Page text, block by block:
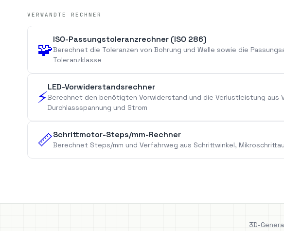
VERWANDTE RECHNER
🧩
ISO-Passungstoleranzrechner (ISO 286)
Berechnet die Toleranzen von Bohrung und Welle sowie die
Toleranzklasse
⚡
LED-Vorwiderstandsrechner
Berechnet den benötigten Vorwiderstand und die Verlustleistung aus
Durchlassspannung und Strom
📏Schrittmotor-Steps/mm-Rechner
Berechnet Steps/mm und Verfahrweg aus Schrittwinkel,
3D-